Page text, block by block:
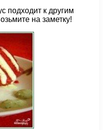
подходит к другим
на заметку!